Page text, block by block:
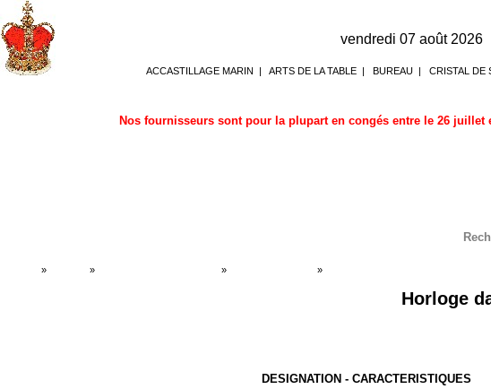
vendredi 07 août 2026
ACCASTILLAGE MARIN | ARTS DE LA TABLE | BUREAU | CRISTAL DE
Nos fournisseurs sont pour la plupart en congés entre le 26
» » » »
Horloge
DESIGNATION - CARACTERISTIQUES